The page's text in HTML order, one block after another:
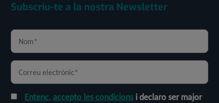
Subscriu-te a la nostra Newsletter
Entenc, accepto les condicions i declaro ser major